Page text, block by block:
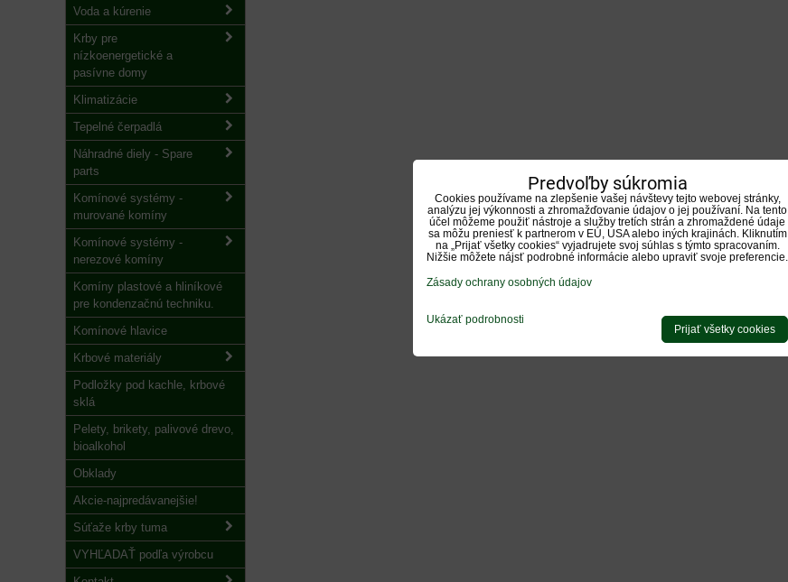
Voda a kúrenie
Krby pre
nízkoenergetické a
pasívne domy
Klimatizácie
Tepelné čerpadlá
Náhradné diely - Spare
parts
Komínové systémy -
murované komíny
Komínové systémy -
nerezové komíny
Komíny plastové a hliníkové
pre kondenzačnú techniku.
Komínové hlavice
Krbové materiály
Podložky pod kachle, krbové
sklá
Pelety, brikety, palivové drevo,
bioalkohol
Obklady
Akcie-najpredávanejšie!
Súťaže krby tuma
VYHĽADAŤ podľa výrobcu
Predvoľby súkromia
Cookies používame na zlepšenie vašej návštevy tejto webovej stránky,
analýzu jej výkonnosti a zhromažďovanie údajov o jej používaní. Na tento
účel môžeme použiť nástroje a služby tretích strán a zhromaždené údaje
sa môžu preniesť k partnerom v EÚ, USA alebo iných krajinách. Kliknutím
na „Prijať všetky cookies“ vyjadrujete svoj súhlas s týmto spracovaním.
Nižšie môžete nájsť podrobné informácie alebo upraviť svoje preferencie.
Zásady ochrany osobných údajov
Ukázať podrobnosti
Prijať všetky cookies